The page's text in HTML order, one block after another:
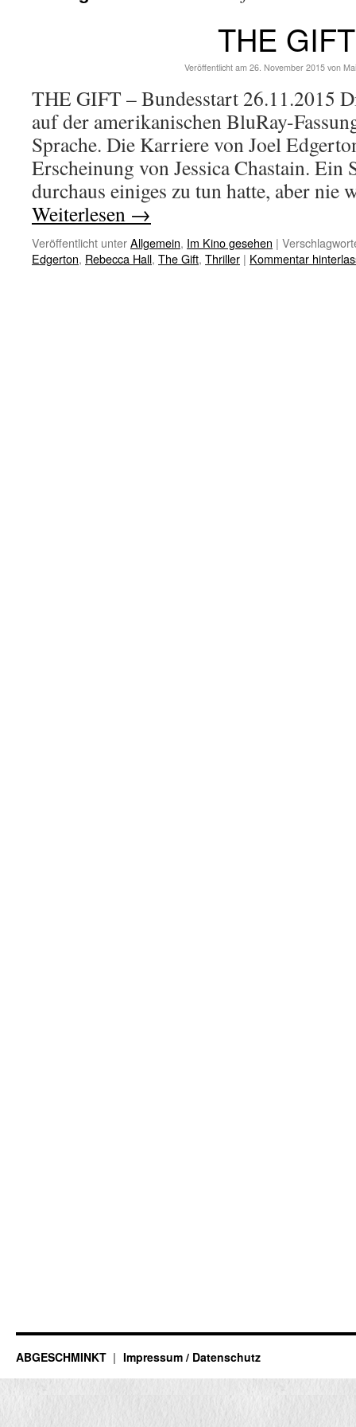
THE GIFT
Veröffentlicht am 26. November 2015 von
THE GIFT – Bundesstart 26.11.2015
auf der amerikanischen BluRay-
Sprache. Die Karriere von Joel
Erscheinung von Jessica Chastain. Ein
durchaus einiges zu tun hatte, aber
Weiterlesen →
Veröffentlicht unterAllgemein, Im Kino gesehen |
Edgerton, Rebecca Hall, The Gift, Thriller | Kommentar
ABGESCHMINKT Impressum / Datenschutz